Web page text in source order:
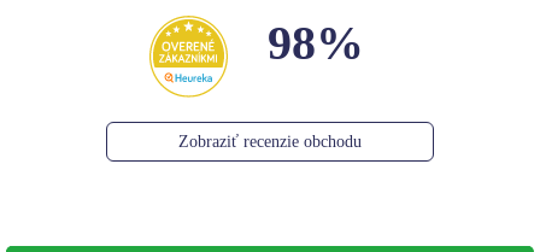
98%
Zobraziť recenzie obchodu